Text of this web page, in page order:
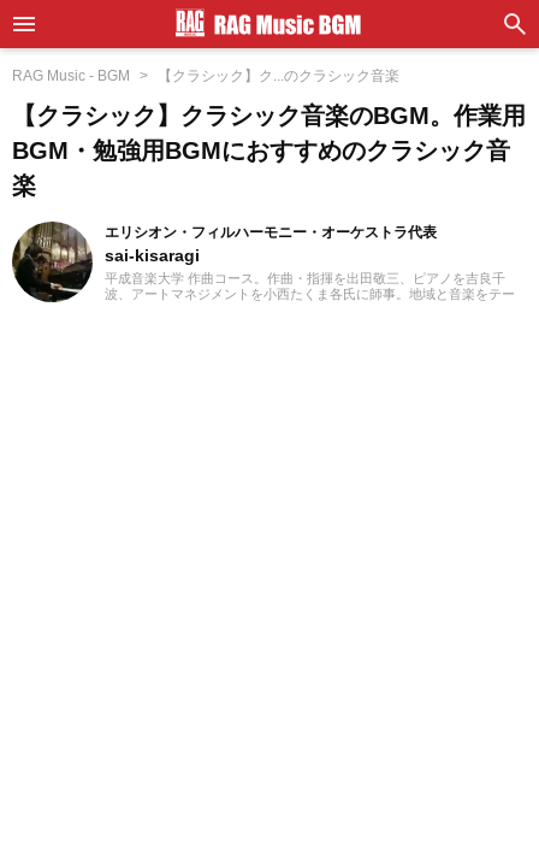
RAG Music - BGM 【クラシック】ク...のクラシック音楽
【クラシック】クラシック音楽のBGM。作業用
BGM・勉強用BGMにおすすめのクラシック音
楽
エリシオン・フィルハーモニー・オーケストラ代表
sai-kisaragi
平成音楽大学 作曲コース。作曲・指揮を出田敬三、ピアノを吉良千
波、アートマネジメントを小西たくま各氏に師事。地域と音楽をテー